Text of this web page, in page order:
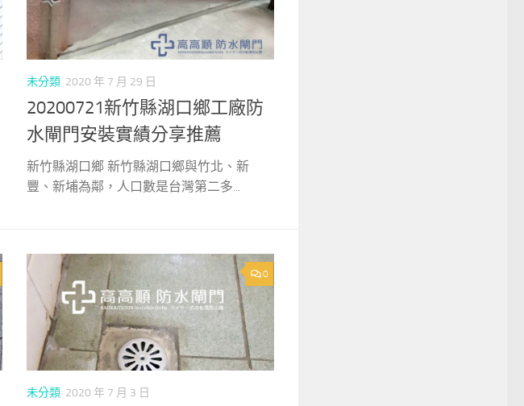
未分類 2020 年 7 月 29 日
20200721新竹縣湖口鄉工廠防
水閘門安裝實績分享推薦
新竹縣湖口鄉 新竹縣湖口鄉與竹北、新
豐、新埔為鄰，人口數是台灣第二多...
0
未分類 2020 年 7 月 3 日